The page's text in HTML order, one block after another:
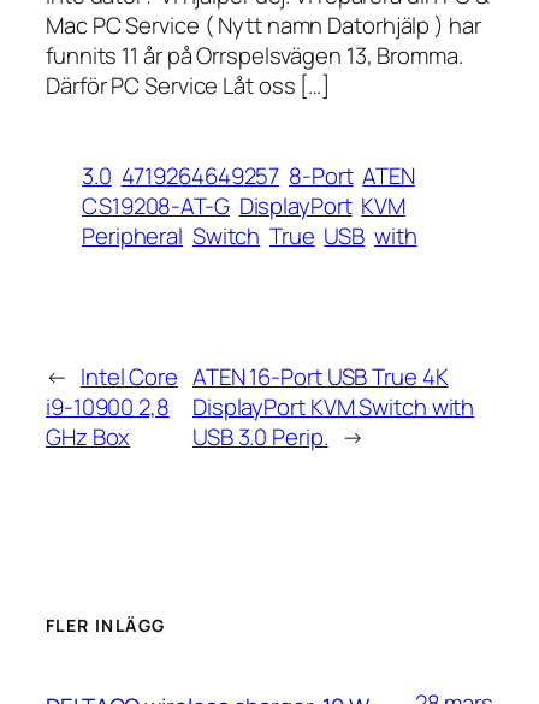
Mac PC Service ( Nytt namn Datorhjälp ) har
funnits 11 år på Orrspelsvägen 13, Bromma.
Därför PC Service Låt oss […]
3.0 4719264649257 8-Port ATEN
CS19208-AT-G DisplayPort KVM
Peripheral Switch True USB with
← Intel Core
i9-10900 2,8
GHz Box
ATEN 16-Port USB True 4K
DisplayPort KVM Switch with
USB 3.0 Perip. →
FLER INLÄGG